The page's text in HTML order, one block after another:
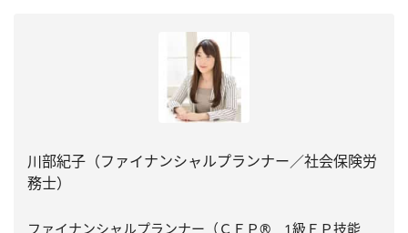
川部紀子（ファイナンシャルプランナー／社会保険労
務士）
ファイナンシャルプランナー（ＣＦＰ® 1級ＦＰ技能